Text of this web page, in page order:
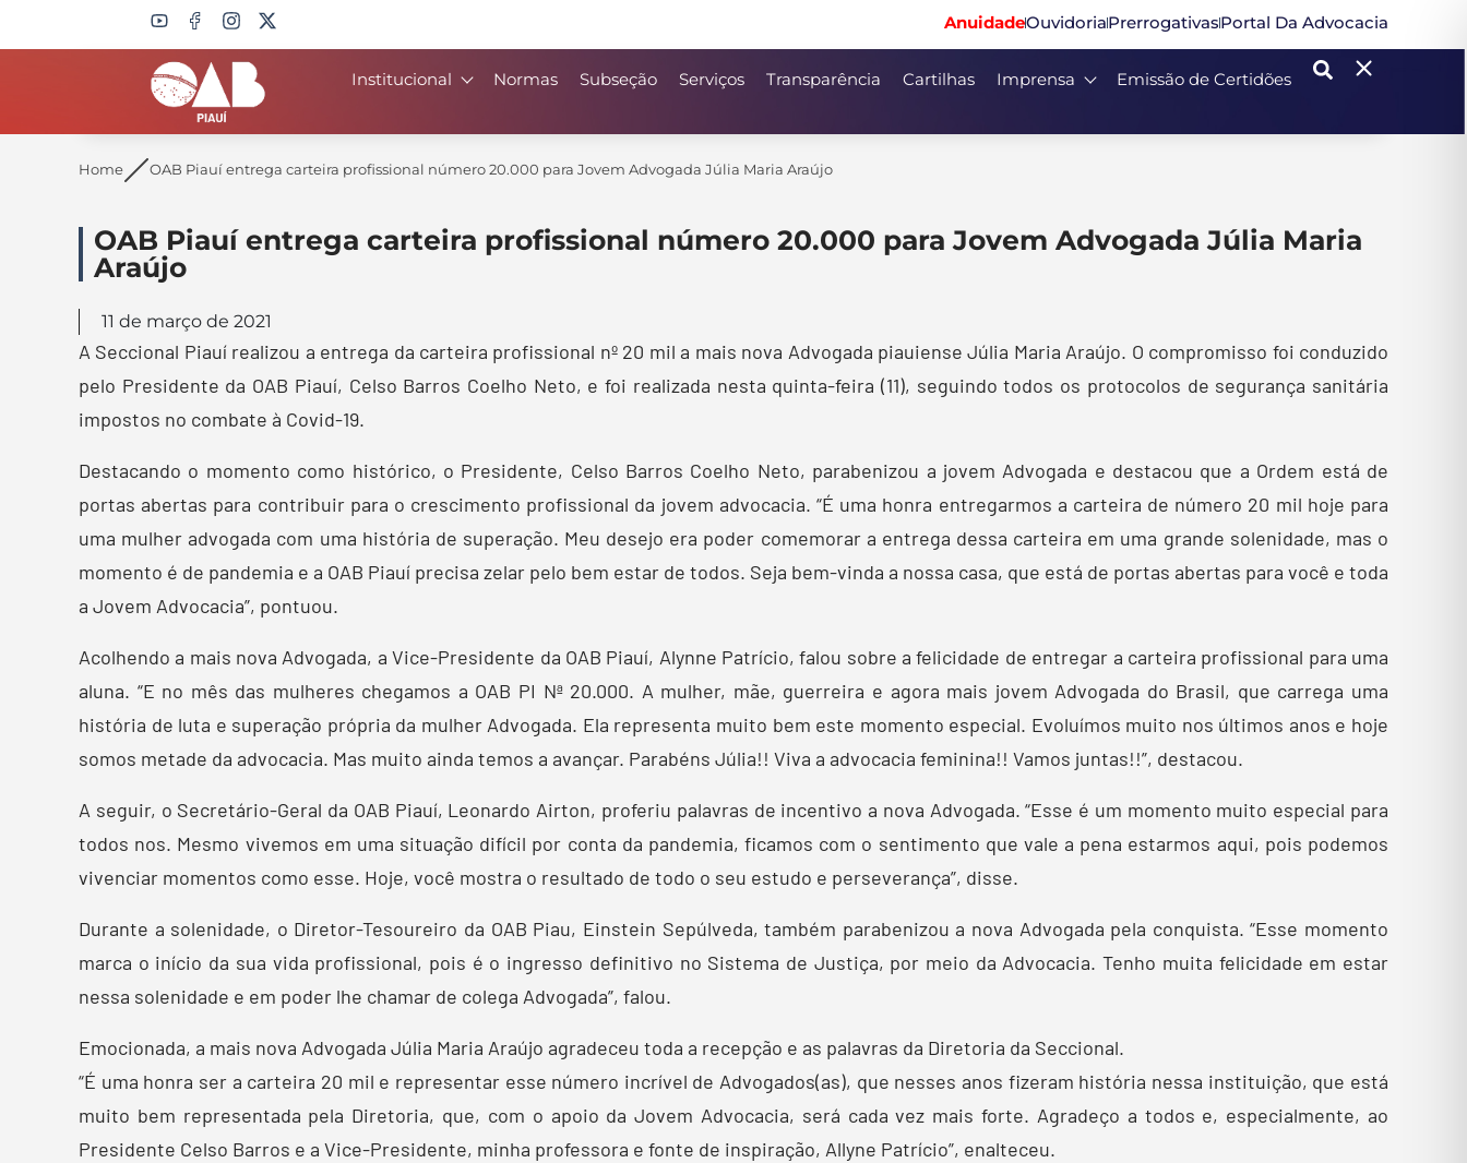
AnuidadeOuvidoriaPrerrogativasPortal Da Advocacia
Institucional Normas Subseção Serviços Transparência Cartilhas Imprensa Emissão de Certidões
Search
Home OAB Piauí entrega carteira profissional número 20.000 para Jovem Advogada Júlia Maria Araújo
OAB Piauí entrega carteira profissional número 20.000 para Jovem Advogada Júlia Maria
Araújo
11 de março de 2021
A Seccional Piauí realizou a entrega da carteira profissional nº 20 mil a mais nova Advogada piauiense Júlia Maria Araújo. O compromisso foi conduzido
pelo Presidente da OAB Piauí, Celso Barros Coelho Neto, e foi realizada nesta quinta-feira (11), seguindo todos os protocolos de segurança sanitária
impostos no combate à Covid-19.
Destacando o momento como histórico, o Presidente, Celso Barros Coelho Neto, parabenizou a jovem Advogada e destacou que a Ordem está de
portas abertas para contribuir para o crescimento profissional da jovem advocacia. “É uma honra entregarmos a carteira de número 20 mil hoje para
uma mulher advogada com uma história de superação. Meu desejo era poder comemorar a entrega dessa carteira em uma grande solenidade, mas o
momento é de pandemia e a OAB Piauí precisa zelar pelo bem estar de todos. Seja bem-vinda a nossa casa, que está de portas abertas para você e toda
a Jovem Advocacia”, pontuou.
Acolhendo a mais nova Advogada, a Vice-Presidente da OAB Piauí, Alynne Patrício, falou sobre a felicidade de entregar a carteira profissional para uma
aluna. “E no mês das mulheres chegamos a OAB PI Nª 20.000. A mulher, mãe, guerreira e agora mais jovem Advogada do Brasil, que carrega uma
história de luta e superação própria da mulher Advogada. Ela representa muito bem este momento especial. Evoluímos muito nos últimos anos e hoje
somos metade da advocacia. Mas muito ainda temos a avançar. Parabéns Júlia!! Viva a advocacia feminina!! Vamos juntas!!”, destacou.
A seguir, o Secretário-Geral da OAB Piauí, Leonardo Airton, proferiu palavras de incentivo a nova Advogada. “Esse é um momento muito especial para
todos nos. Mesmo vivemos em uma situação difícil por conta da pandemia, ficamos com o sentimento que vale a pena estarmos aqui, pois podemos
vivenciar momentos como esse. Hoje, você mostra o resultado de todo o seu estudo e perseverança”, disse.
Durante a solenidade, o Diretor-Tesoureiro da OAB Piau, Einstein Sepúlveda, também parabenizou a nova Advogada pela conquista. “Esse momento
marca o início da sua vida profissional, pois é o ingresso definitivo no Sistema de Justiça, por meio da Advocacia. Tenho muita felicidade em estar
nessa solenidade e em poder lhe chamar de colega Advogada”, falou.
Emocionada, a mais nova Advogada Júlia Maria Araújo agradeceu toda a recepção e as palavras da Diretoria da Seccional.
“É uma honra ser a carteira 20 mil e representar esse número incrível de Advogados(as), que nesses anos fizeram história nessa instituição, que está
muito bem representada pela Diretoria, que, com o apoio da Jovem Advocacia, será cada vez mais forte. Agradeço a todos e, especialmente, ao
Presidente Celso Barros e a Vice-Presidente, minha professora e fonte de inspiração, Allyne Patrício”, enalteceu.